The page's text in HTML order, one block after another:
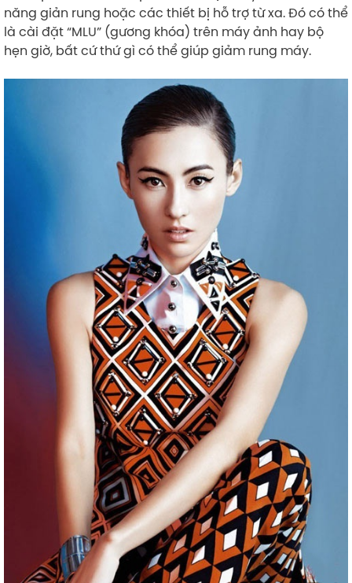
năng giản rung hoặc các thiết bị hỗ trợ từ xa. Đó có thể
là cài đặt “MLU” (gương khóa) trên máy ảnh hay bộ
hẹn giờ, bất cứ thứ gì có thể giúp giảm rung máy.